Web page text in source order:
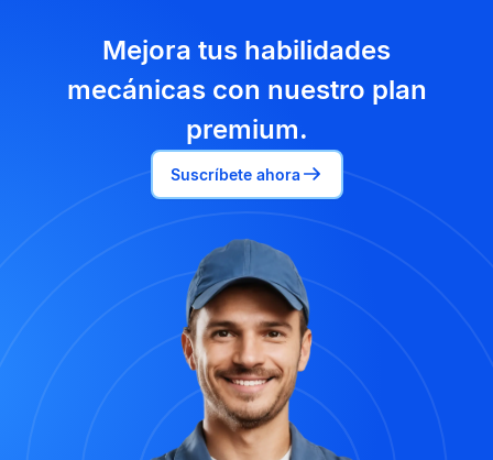
Mejora tus habilidades
mecánicas con nuestro plan
premium.
Suscríbete ahora